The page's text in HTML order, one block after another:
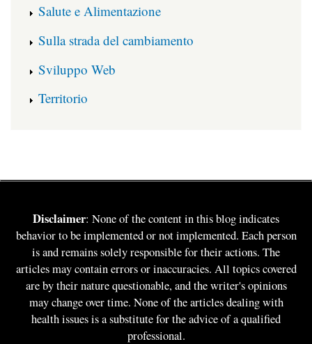
Salute e Alimentazione
Sulla strada del cambiamento
Sviluppo Web
Territorio
Disclaimer: None of the content in this blog indicates
behavior to be implemented or not implemented. Each person
is and remains solely responsible for their actions. The
articles may contain errors or inaccuracies. All topics covered
are by their nature questionable, and the writer's opinions
may change over time. None of the articles dealing with
health issues is a substitute for the advice of a qualified
professional.